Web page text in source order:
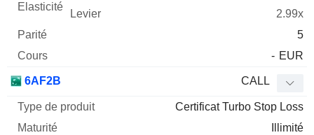
2.99x
5
- EUR
6AF2B CALL
Certificat Turbo Stop Loss
Illimité